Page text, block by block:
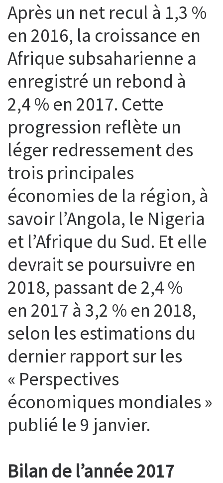
Après un net recul à 1,3 %
en 2016, la croissance en
Afrique subsaharienne a
enregistré un rebond à
2,4 % en 2017. Cette
progression reflète un
léger redressement des
trois principales
économies de la région, à
savoir l’Angola, le Nigeria
et l’Afrique du Sud. Et elle
devrait se poursuivre en
2018, passant de 2,4 %
en 2017 à 3,2 % en 2018,
selon les estimations du
dernier rapport sur les
« Perspectives
économiques mondiales »
publié le 9 janvier.
Bilan de l’année 2017